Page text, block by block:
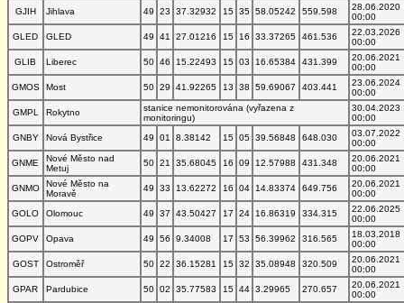
GJIH
Jihlava 49 23 37.32932 15 35 58.05242 559.598
28.06.2020
00:00
GLED
GLED 49 41 27.01216 15 16 33.37265 461.536
22.03.2026
00:00
GLIB
Liberec 50 46 15.22493 15 03 16.65384 431.399
20.06.2021
00:00
GMOS
Most 50 29 41.92265 13 38 59.69067 403.441
23.06.2024
00:00
GMPL
Rokytno
stanice nemonitorována (vyřazena z
monitoringu)
30.04.2023
00:00
GNBY
Nová Bystřice 49 01 8.38142 15 05 39.56848 648.030
03.07.2022
00:00
GNME
Nové Město nad
Metuj
50 21 35.68045 16 09 12.57988 431.348
20.06.2021
00:00
GNMO
Nové Město na
Moravě
49 33 13.62272 16 04 14.83374 649.756
20.06.2021
00:00
GOLO
Olomouc 49 37 43.50427 17 24 16.86319 334.315
22.06.2025
00:00
GOPV
Opava 49 56 9.34008 17 53 56.39962 316.565
18.03.2018
00:00
GOST
Ostroměř 50 22 36.15281 15 32 35.08948 320.509
20.06.2021
00:00
GPAR
Pardubice 50 02 35.77583 15 44 3.29965 270.657
20.06.2021
00:00